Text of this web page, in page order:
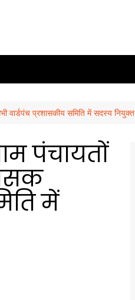
वार्डपंच प्रशासकीय समिति में सदस्य नियुक्त
पंचायतों
में